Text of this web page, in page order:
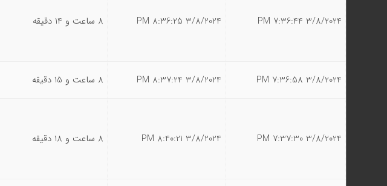
3/8/2024 7:36:44 PM
3/8/2024 8:36:25 PM 8 ساعت و 14 دقیقه
3/8/2024 7:36:58 PM
3/8/2024 8:37:24 PM 8 ساعت و 15 دقیقه
3/8/2024 7:37:30 PM
3/8/2024 8:40:21 PM 8 ساعت و 18 دقیقه